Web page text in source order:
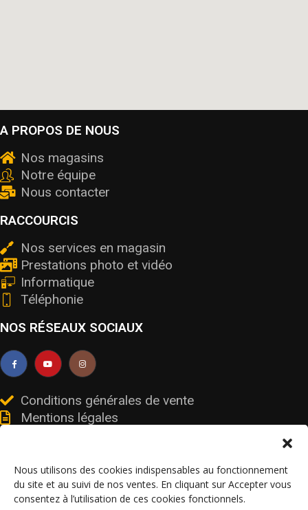
Nous utilisons des cookies indispensables au fonctionnement
du site et au suivi de nos ventes. En cliquant sur Accepter vous
consentez à l’utilisation de ces cookies fonctionnels.
A PROPOS DE NOUS
Nos magasins
Notre équipe
Nous contacter
RACCOURCIS
Nos services en magasin
Prestations photo et vidéo
Informatique
Téléphonie
NOS RÉSEAUX SOCIAUX
Conditions générales de vente
Mentions légales